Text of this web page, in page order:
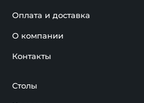
Оплата и доставка
О компании
Контакты
Столы